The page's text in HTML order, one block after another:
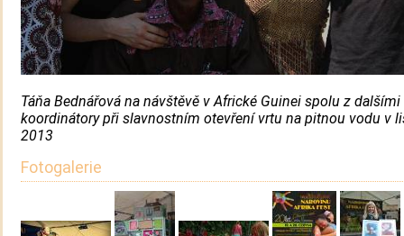
Táňa Bednářová na návštěvě v Africké Guinei spolu z
koordinátory při slavnostním otevření vrtu na pitnou vodu v
2013
Fotogalerie